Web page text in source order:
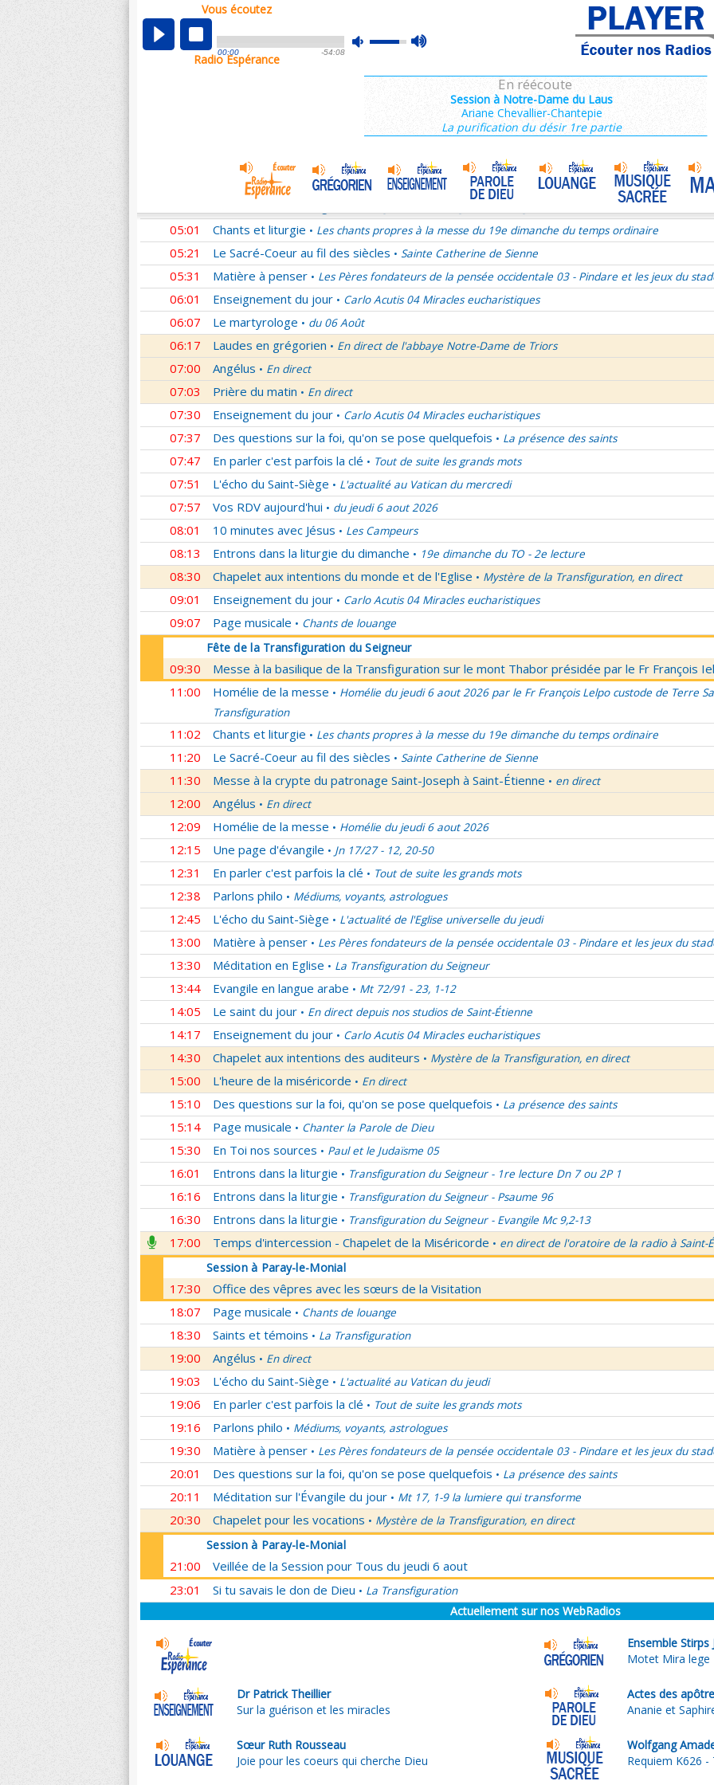
Vous écoutez
mute
max
00:00 -54:08
Radio Espérance
En réécoute
Session à Notre-Dame du Laus
Ariane Chevallier-Chantepie
La purification du désir 1re partie
00:05
01:02 Sentinelles de la foi • Lettres de Saint François de Sales 36/106
01:33 10 minutes avec Jésus
La Transfiguration du Seigneur
Les conférences de la Famille Missionnaire de Notre-Dame • La joie dans l’Esprit-Saint
Corinthiens 6/6
Entrons dans la liturgie Transfiguration du Seigneur - 1re lecture Dn 7 ou 2P 1
Entrons dans la liturgie • Transfiguration du Seigneur - Psaume 96
05:01 Chants et liturgie • Les chants propres à la messe du 19e dimanche du temps ordinaire
05:21 Le Sacré-Coeur au fil des siècles • Sainte Catherine de Sienne
05:31 Matière à penser • Les Pères fondateurs de la pensée occidentale 03 - Pindare et les jeux du
06:01 Enseignement du jour • Carlo Acutis 04 Miracles eucharistiques
06:07 Le martyrologe • du 06 Août
06:17 Laudes en grégorien • En direct de l'abbaye Notre-Dame de Triors
07:00 Angélus • En direct
07:03 Prière du matin • En direct
07:30 Enseignement du jour • Carlo Acutis 04 Miracles eucharistiques
07:37 Des questions sur la foi, qu'on se pose quelquefois • La présence des saints
07:47 En parler c'est parfois la clé • Tout de suite les grands mots
07:51 L'écho du Saint-Siège • L'actualité au Vatican du mercredi
07:57 Vos RDV aujourd'hui • du jeudi 6 aout 2026
08:01 10 minutes avec Jésus • Les Campeurs
08:13 Entrons dans la liturgie du dimanche • 19e dimanche du TO - 2e lecture
08:30 Chapelet aux intentions du monde et de l'Eglise • Mystère de la Transfiguration, en direct
09:01 Enseignement du jour • Carlo Acutis 04 Miracles eucharistiques
09:07 Page musicale • Chants de louange
Fête de la Transfiguration du Seigneur
09:30
Messe à la basilique de la Transfiguration sur le mont Thabor présidée par le Fr François
11:00
Homélie de la messe • Homélie du jeudi 6 aout 2026 par le Fr François Lelpo custode de Terre
Transfiguration
11:02 Chants et liturgie • Les chants propres à la messe du 19e dimanche du temps ordinaire
11:20 Le Sacré-Coeur au fil des siècles • Sainte Catherine de Sienne
11:30 Messe à la crypte du patronage Saint-Joseph à Saint-Étienne • en direct
12:00 Angélus • En direct
12:09 Homélie de la messe • Homélie du jeudi 6 aout 2026
12:15 Une page d'évangile • Jn 17/27 - 12, 20-50
12:31 En parler c'est parfois la clé • Tout de suite les grands mots
12:38 Parlons philo • Médiums, voyants, astrologues
12:45 L'écho du Saint-Siège • L'actualité de l'Eglise universelle du jeudi
13:00 Matière à penser • Les Pères fondateurs de la pensée occidentale 03 - Pindare et les jeux du
13:30 Méditation en Eglise • La Transfiguration du Seigneur
13:44 Evangile en langue arabe • Mt 72/91 - 23, 1-12
14:05 Le saint du jour • En direct depuis nos studios de Saint-Étienne
14:17 Enseignement du jour • Carlo Acutis 04 Miracles eucharistiques
14:30 Chapelet aux intentions des auditeurs • Mystère de la Transfiguration, en direct
15:00 L'heure de la miséricorde • En direct
15:10 Des questions sur la foi, qu'on se pose quelquefois • La présence des saints
15:14 Page musicale • Chanter la Parole de Dieu
15:30 En Toi nos sources • Paul et le Judaïsme 05
16:01 Entrons dans la liturgie • Transfiguration du Seigneur - 1re lecture Dn 7 ou 2P 1
16:16 Entrons dans la liturgie • Transfiguration du Seigneur - Psaume 96
16:30 Entrons dans la liturgie • Transfiguration du Seigneur - Evangile Mc 9,2-13
17:00 Temps d'intercession - Chapelet de la Miséricorde • en direct de l'oratoire de la radio à Saint-
Session à Paray-le-Monial
17:30
Office des vêpres avec les sœurs de la Visitation
18:07
Page musicale • Chants de louange
18:30 Saints et témoins • La Transfiguration
19:00 Angélus • En direct
19:03 L'écho du Saint-Siège • L'actualité au Vatican du jeudi
19:06 En parler c'est parfois la clé • Tout de suite les grands mots
19:16 Parlons philo • Médiums, voyants, astrologues
19:30 Matière à penser • Les Pères fondateurs de la pensée occidentale 03 - Pindare et les jeux du
20:01 Des questions sur la foi, qu'on se pose quelquefois • La présence des saints
20:11 Méditation sur l'Évangile du jour • Mt 17, 1-9 la lumiere qui transforme
20:30 Chapelet pour les vocations • Mystère de la Transfiguration, en direct
Session à Paray-le-Monial
21:00
Veillée de la Session pour Tous du jeudi 6 aout
23:01
Si tu savais le don de Dieu • La Transfiguration
Actuellement sur nos WebRadios
Ensemble
Motet Mira lege
Dr Patrick Theillier
Sur la guérison et les miracles
Actes des
Ananie et
Sœur Ruth Rousseau
Joie pour les coeurs qui cherche Dieu
Wolfgang
Requiem K626 -